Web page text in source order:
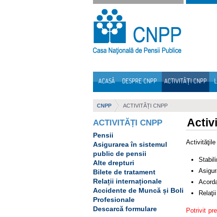
Sari la continut
ACASĂ DESPRE CNPP ACTIVITĂȚI CNPP
CNPP ACTIVITĂȚI CNPP
ACTIVITĂȚI CNPP
Pensii
Asigurarea în sistemul
public de pensii
Alte drepturi
Bilete de tratament
Relații internaționale
Accidente de Muncă și Boli
Profesionale
Descarcă formulare
Activităţile
Potrivit